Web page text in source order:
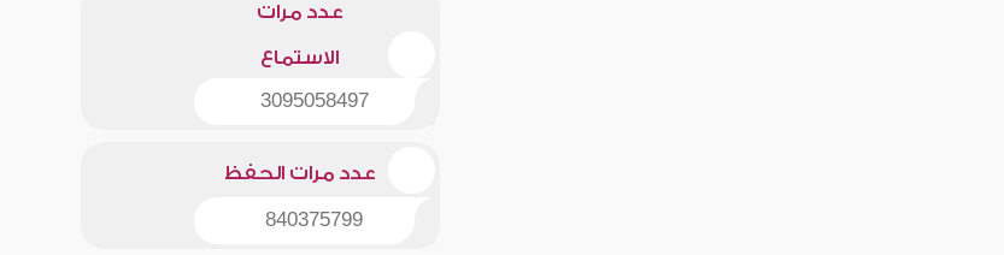
عدد مرات
الاستماع
3095058497
عدد مرات الحفظ
840375799